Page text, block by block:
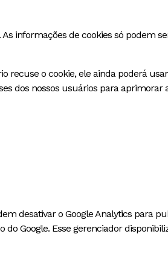
informações de cookies só podem
o cookie, ele ainda poderá usar
dos nossos usuários para aprimorar
desativar o Google Analytics para
Google. Esse gerenciador